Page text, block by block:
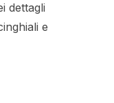
dettagli
e